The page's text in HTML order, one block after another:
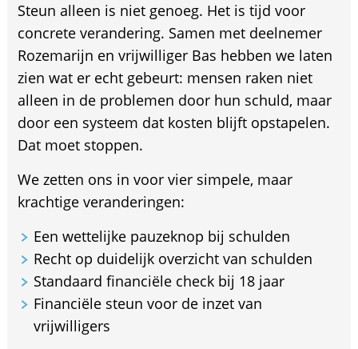
Steun alleen is niet genoeg. Het is tijd voor
concrete verandering. Samen met deelnemer
Rozemarijn en vrijwilliger Bas hebben we laten
zien wat er echt gebeurt: mensen raken niet
alleen in de problemen door hun schuld, maar
door een systeem dat kosten blijft opstapelen.
Dat moet stoppen.
We zetten ons in voor vier simpele, maar
krachtige veranderingen:
Een wettelijke pauzeknop bij schulden
Recht op duidelijk overzicht van schulden
Standaard financiële check bij 18 jaar
Financiële steun voor de inzet van
vrijwilligers